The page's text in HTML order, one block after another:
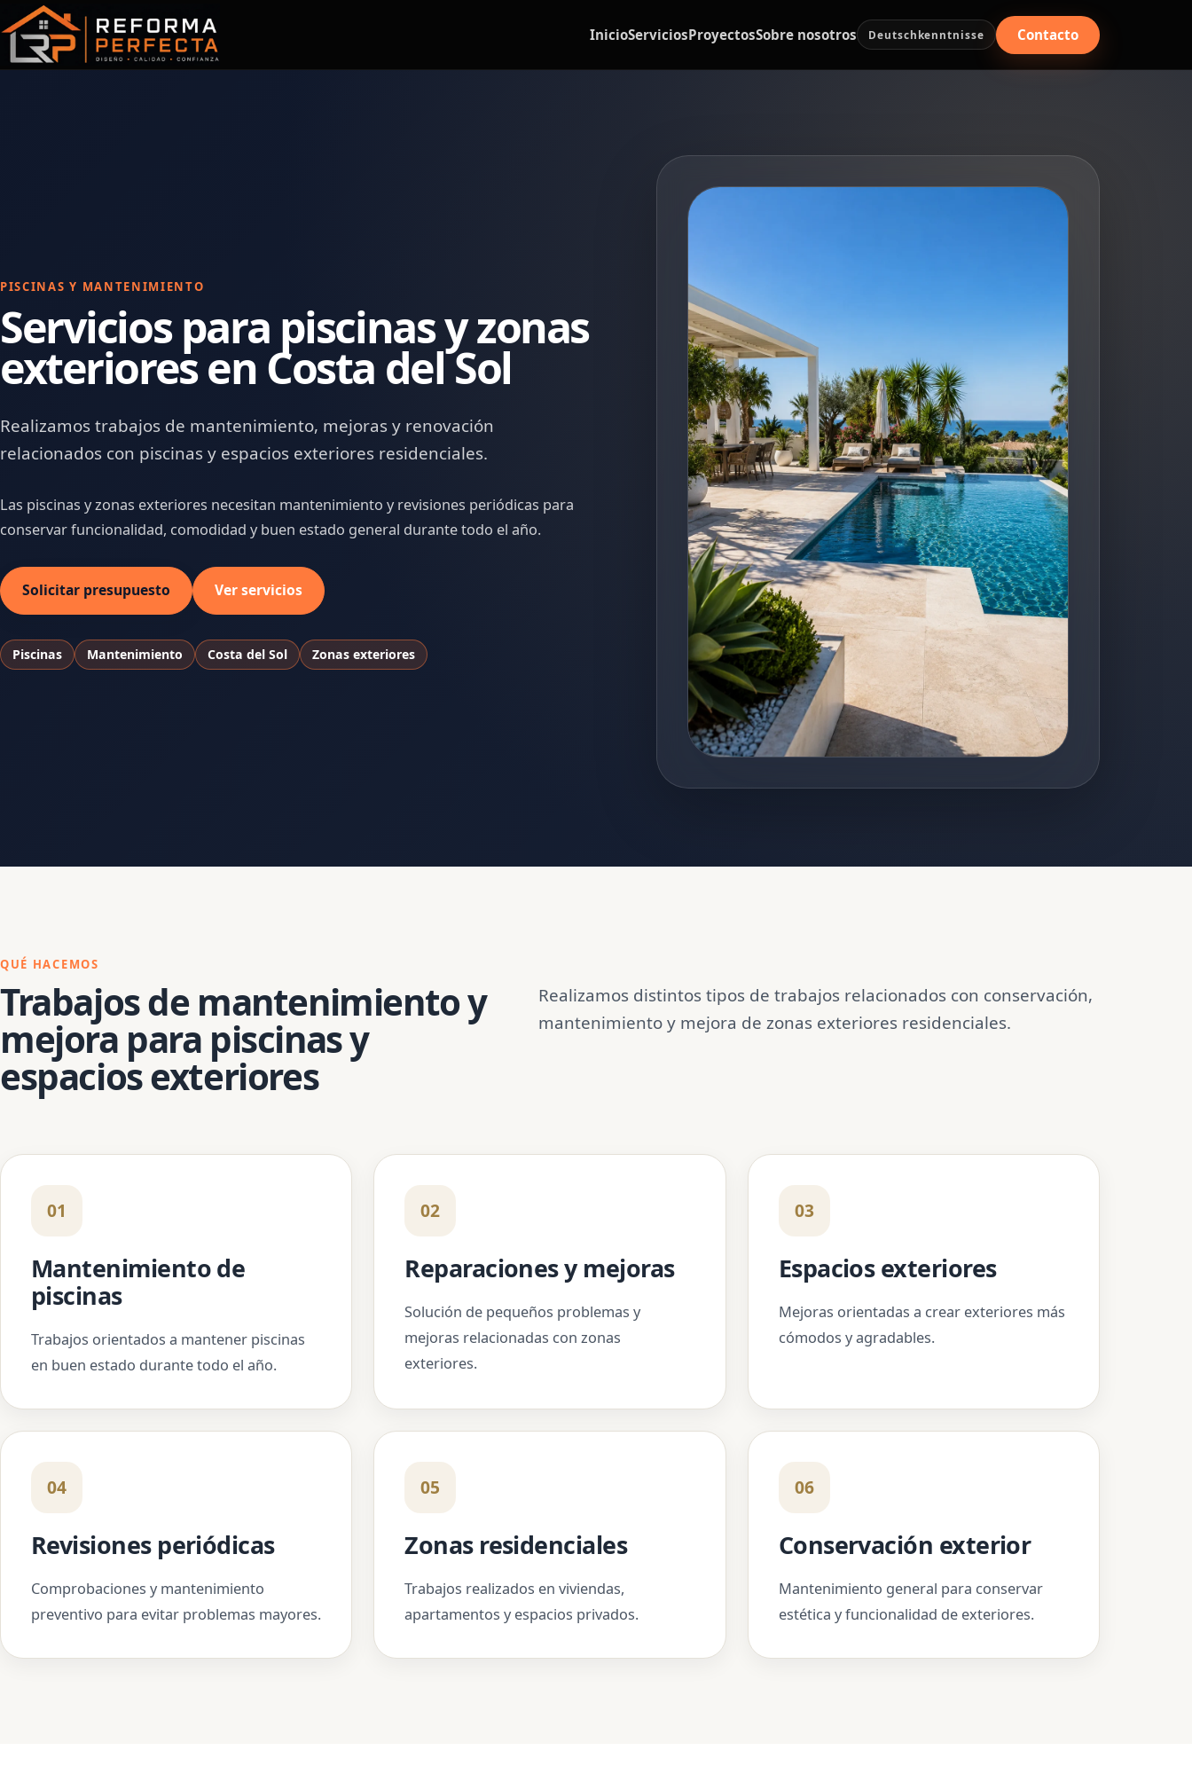
Saltar
al
contenido
InicioServiciosProyectosSobre nosotros Deutschkenntnisse Contacto
PISCINAS Y MANTENIMIENTO
Servicios para piscinas y zonas
exteriores en Costa del Sol
Realizamos trabajos de mantenimiento, mejoras y renovación
relacionados con piscinas y espacios exteriores residenciales.
Las piscinas y zonas exteriores necesitan mantenimiento y revisiones periódicas para
conservar funcionalidad, comodidad y buen estado general durante todo el año.
Solicitar presupuesto Ver servicios
Piscinas Mantenimiento Costa del Sol Zonas exteriores
QUÉ HACEMOS
Trabajos de mantenimiento y
mejora para piscinas y
espacios exteriores
Realizamos distintos tipos de trabajos relacionados con conservación,
mantenimiento y mejora de zonas exteriores residenciales.
01
Mantenimiento de
piscinas
Trabajos orientados a mantener piscinas
en buen estado durante todo el año.
02
Reparaciones y mejoras
Solución de pequeños problemas y
mejoras relacionadas con zonas
exteriores.
03
Espacios exteriores
Mejoras orientadas a crear exteriores más
cómodos y agradables.
04
Revisiones periódicas
Comprobaciones y mantenimiento
preventivo para evitar problemas mayores.
05
Zonas residenciales
Trabajos realizados en viviendas,
apartamentos y espacios privados.
06
Conservación exterior
Mantenimiento general para conservar
estética y funcionalidad de exteriores.